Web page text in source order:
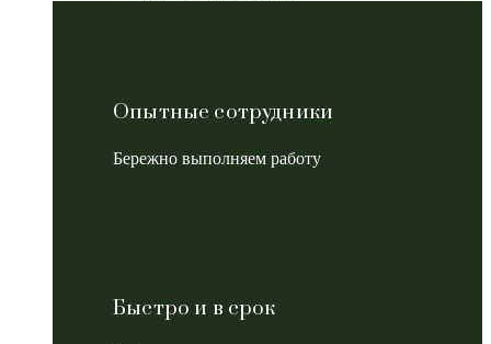
Опытные сотрудники
Бережно выполняем работу
Быстро и в срок